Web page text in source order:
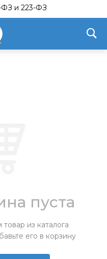
и 223-ФЗ
пуста
из каталога
его в корзину